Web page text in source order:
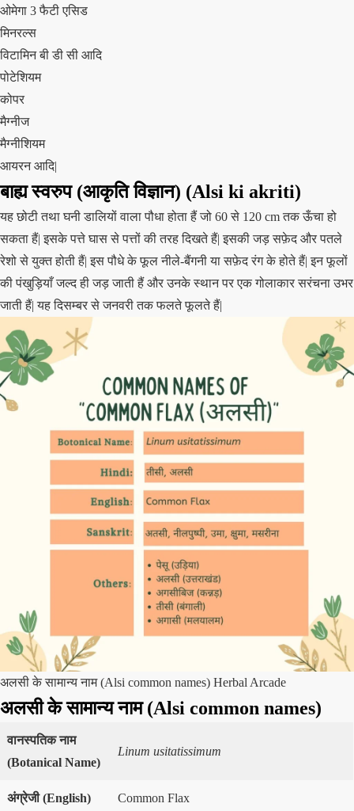
ओमेगा 3 फैटी एसिड
मिनरल्स
विटामिन बी डी सी आदि
पोटेशियम
कोपर
मैग्नीज
मैग्नीशियम
आयरन आदि|
बाह्य स्वरुप (आकृति विज्ञान) (Alsi ki akriti)
यह छोटी तथा घनी डालियों वाला पौधा होता हैं जो 60 से 120 cm तक ऊँचा हो
सकता हैं| इसके पत्ते घास से पत्तों की तरह दिखते हैं| इसकी जड़ सफ़ेद और पतले
रेशो से युक्त होती हैं| इस पौधे के फूल नीले-बैंगनी या सफ़ेद रंग के होते हैं| इन फूलों
की पंखुड़ियाँ जल्द ही जड़ जाती हैं और उनके स्थान पर एक गोलाकार सरंचना उभर
जाती हैं| यह दिसम्बर से जनवरी तक फलते फूलते हैं|
अलसी के सामान्य नाम (Alsi common names) Herbal Arcade
अलसी के सामान्य नाम (Alsi common names)
वानस्पतिक नाम
(Botanical Name)
Linum usitatissimum
अंग्रेजी (English) Common Flax